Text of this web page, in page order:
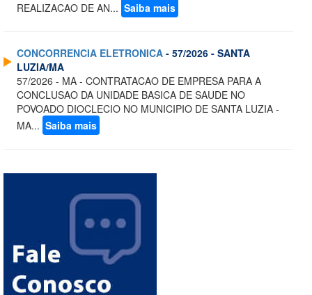
REALIZACAO DE AN... Saiba mais
CONCORRENCIA ELETRONICA - 57/2026 - SANTA
LUZIA/MA
57/2026 - MA - CONTRATACAO DE EMPRESA PARA A
CONCLUSAO DA UNIDADE BASICA DE SAUDE NO
POVOADO DIOCLECIO NO MUNICIPIO DE SANTA LUZIA -
MA... Saiba mais